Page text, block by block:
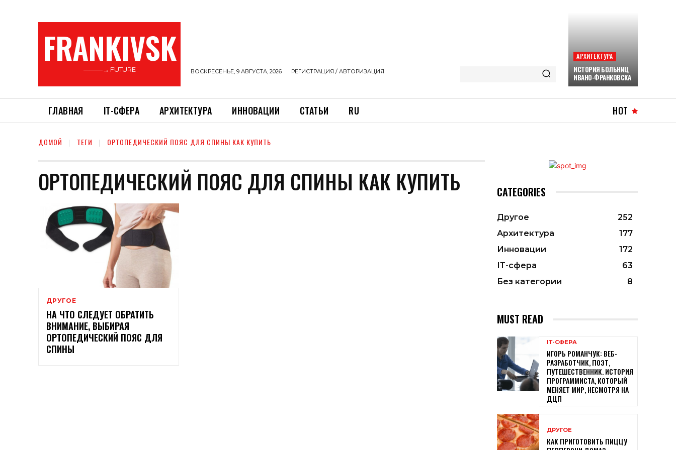
FRANKIVSK
———→ FUTURE ВОСКРЕСЕНЬЕ, 9 АВГУСТА, 2026 РЕГИСТРАЦИЯ / АВТОРИЗАЦИЯ
АРХИТЕКТУРА
ИСТОРИЯ БОЛЬНИЦ
ИВАНО-ФРАНКОВСКА
ГЛАВНАЯ ІТ-СФЕРА АРХИТЕКТУРА ИННОВАЦИИ СТАТЬИ RU HOT
ДОМОЙ ТЕГИ ОРТОПЕДИЧЕСКИЙ ПОЯС ДЛЯ СПИНЫ КАК КУПИТЬ
ОРТОПЕДИЧЕСКИЙ ПОЯС ДЛЯ СПИНЫ КАК КУПИТЬ
ДРУГОЕ
НА ЧТО СЛЕДУЕТ ОБРАТИТЬ
ВНИМАНИЕ, ВЫБИРАЯ
ОРТОПЕДИЧЕСКИЙ ПОЯС ДЛЯ
СПИНЫ
CATEGORIES
Другое
252
Архитектура
177
Инновации
172
ІТ-сфера
63
Без категории
8
MUST READ
ІТ-СФЕРА
ИГОРЬ РОМАНЧУК: ВЕБ-
РАЗРАБОТЧИК, ПОЭТ,
ПУТЕШЕСТВЕННИК. ИСТОРИЯ
ПРОГРАММИСТА, КОТОРЫЙ
МЕНЯЕТ МИР, НЕСМОТРЯ НА
ДЦП
ДРУГОЕ
КАК ПРИГОТОВИТЬ ПИЦЦУ